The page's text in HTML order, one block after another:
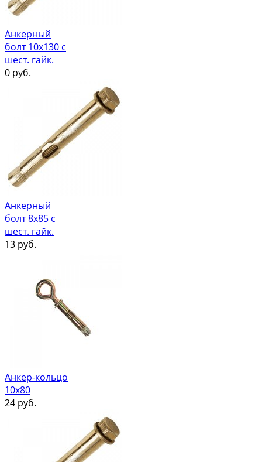
Анкерный
болт 10х130 с
шест. гайк.
0 руб.
Анкерный
болт 8х85 с
шест. гайк.
13 руб.
Анкер-кольцо
10х80
24 руб.